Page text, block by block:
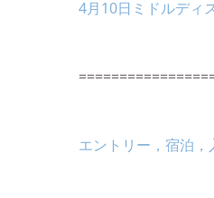
4月10日ミドルディ
エントリー，宿泊